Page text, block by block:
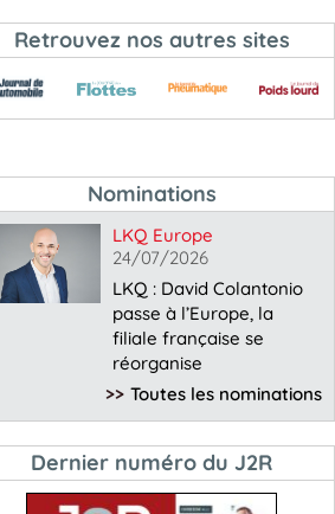
Retrouvez nos autres sites
Nominations
LKQ Europe
24/07/2026
LKQ : David Colantonio
passe à l’Europe, la
filiale française se
réorganise
>> Toutes les nominations
Dernier numéro du J2R